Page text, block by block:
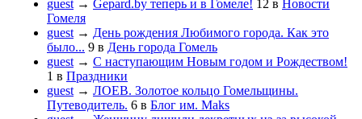
guest → Gepard.by теперь и в Гомеле! 12 в Новости
Гомеля
guest → День рождения Любимого города. Как это
было... 9 в День города Гомель
guest → С наступающим Новым годом и Рождеством!
1 в Праздники
guest → ЛОЕВ. Золотое кольцо Гомельщины.
Путеводитель. 6 в Блог им. Maks